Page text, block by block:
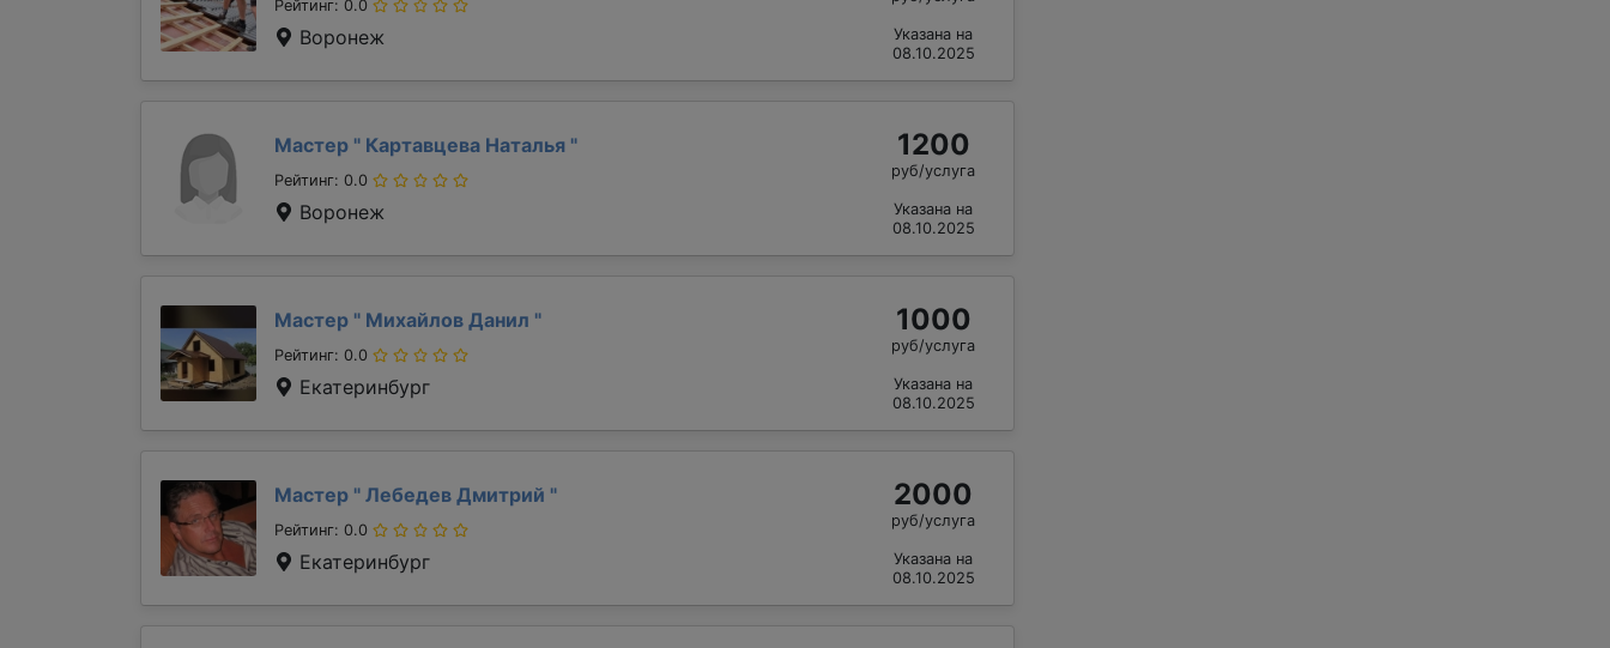
Рейтинг: 0.0
Воронеж
Указана на
08.10.2025
Мастер " Картавцева Наталья "
Рейтинг: 0.0
Воронеж
1200
руб/услуга
Указана на
08.10.2025
Мастер " Михайлов Данил "
Рейтинг: 0.0
Екатеринбург
1000
руб/услуга
Указана на
08.10.2025
Мастер " Лебедев Дмитрий "
Рейтинг: 0.0
Екатеринбург
2000
руб/услуга
Указана на
08.10.2025